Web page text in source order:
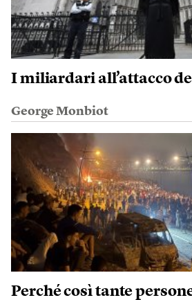
I miliardari all’attacco
George Monbiot
Perché così tante